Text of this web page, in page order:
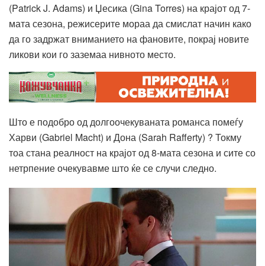
(Patrick J. Adams) и Џесика (Gina Torres) на крајот од 7-
мата сезона, режисерите мораа да смислат начин како
да го задржат вниманието на фановите, покрај новите
ликови кои го заземаа нивното место.
Што е подобро од долгоочекуваната романса помеѓу
Харви (Gabriel Macht) и Дона (Sarah Rafferty) ? Токму
тоа стана реалност на крајот од 8-мата сезона и сите со
нетрпение очекувавме што ќе се случи следно.